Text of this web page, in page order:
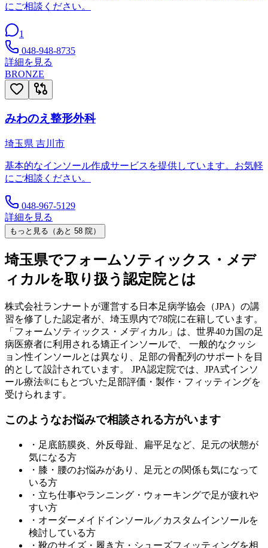
にご相談ください。
1
048-948-8735
詳細を見る
BRONZE
みわのえ整形外科
埼玉県 吉川市
基本的なインソール作成サービスを提供しています。お気軽
にご相談ください。
048-967-5129
詳細を見る
もっと見る（あと 58 院）
埼玉県でフォームソティックス・メデ
ィカルを取り扱う認定院とは
株式会社ランナートが運営する日本足病学協会（JPA）の講
習を修了した認定者が、 埼玉県内で78院に在籍しています。
「フォームソティックス・メディカル」は、世界40カ国の足
病医療者に利用される矯正インソールで、 一般的なクッシ
ョン性インソールとは異なり、足部の骨配列のサポートを目
的として設計されています。 JPA認定院では、JPA式インソ
ール療法®にもとづいた足部評価・製作・フィッティングを
受けられます。
このようなお悩みで相談される方がいます
・足底筋膜炎、外反母趾、扁平足など、足元の状態が
気になる方
・膝・腰のお悩みがあり、足元との関係も気になって
いる方
・立ち仕事やランニング・ウォーキングで足が疲れや
すい方
・オーダーメイドインソール／カスタムインソールを
検討している方
・靴のサイズ・履き方・シューズフィッティングを相